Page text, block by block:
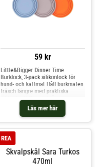
59 kr
Läs mer här
Little&Bigger Dinner Time
Burklock, 3-pack silikonlock för
hund- och kattmat Håll burkmaten
fräsch längre med praktiska
silikonlock! Passar två
burkstorlekar, är återanvändbara
och enkla att rengöra. Tätslutande
design bevarar smak och kvalitet,
hållbart alternativ som minskar
matsvinn och behovet av
engångsprodukter.
Skvalpskål Sara Turkos
470ml
REA